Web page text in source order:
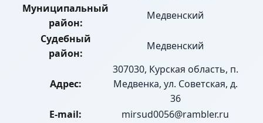
Муниципальный
район:
Медвенский
Судебный
район:
Медвенский
Адрес:
307030, Курская область, п.
Медвенка, ул. Советская, д.
36
E-mail:
mirsud0056@rambler.ru